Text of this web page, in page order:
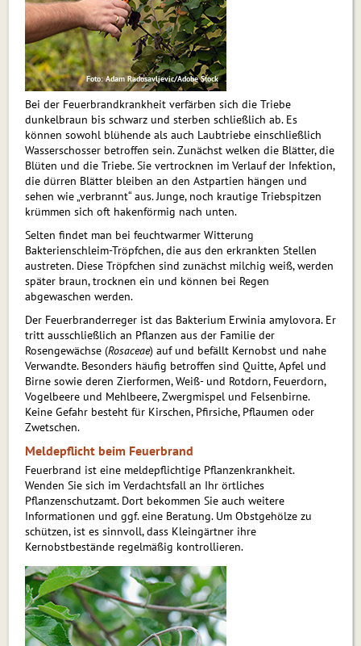
Foto: Adam Radosavljevic/Adobe Stock
Bei der Feuerbrandkrankheit verfärben sich die Triebe
dunkelbraun bis schwarz und sterben schließlich ab. Es
können sowohl blühende als auch Laubtriebe einschließlich
Wasserschosser betroffen sein. Zunächst welken die Blätter, die
Blüten und die Triebe. Sie vertrocknen im Verlauf der Infektion,
die dürren Blätter bleiben an den Astpartien hängen und
sehen wie „verbrannt“ aus. Junge, noch krautige Triebspitzen
krümmen sich oft hakenförmig nach unten.
Selten findet man bei feuchtwarmer Witterung
Bakterienschleim-Tröpfchen, die aus den erkrankten Stellen
austreten. Diese Tröpfchen sind zunächst milchig weiß, werden
später braun, trocknen ein und können bei Regen
abgewaschen werden.
Der Feuerbranderreger ist das Bakterium Erwinia amylovora. Er
tritt ausschließlich an Pflanzen aus der Familie der
Rosengewächse (Rosaceae) auf und befällt Kernobst und nahe
Verwandte. Besonders häufig betroffen sind Quitte, Apfel und
Birne sowie deren Zierformen, Weiß- und Rotdorn, Feuerdorn,
Vogelbeere und Mehlbeere, Zwergmispel und Felsenbirne.
Keine Gefahr besteht für Kirschen, Pfirsiche, Pflaumen oder
Zwetschen.
Meldepflicht beim Feuerbrand
Feuerbrand ist eine meldepflichtige Pflanzenkrankheit.
Wenden Sie sich im Verdachtsfall an Ihr örtliches
Pflanzenschutzamt. Dort bekommen Sie auch weitere
Informationen und ggf. eine Beratung. Um Obstgehölze zu
schützen, ist es sinnvoll, dass Kleingärtner ihre
Kernobstbestände regelmäßig kontrollieren.